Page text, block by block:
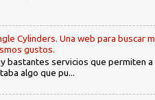
Cylinders. Una web para buscar
gustos.
bastantes servicios que permiten
algo que pu...